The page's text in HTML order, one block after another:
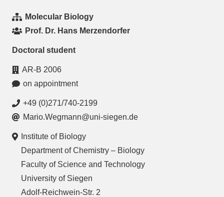
Molecular Biology
Prof. Dr. Hans Merzendorfer
Doctoral student
AR-B 2006
on appointment
+49 (0)271/740-2199
Mario.Wegmann@uni-siegen.de
Institute of Biology
Department of Chemistry – Biology
Faculty of Science and Technology
University of Siegen
Adolf-Reichwein-Str. 2